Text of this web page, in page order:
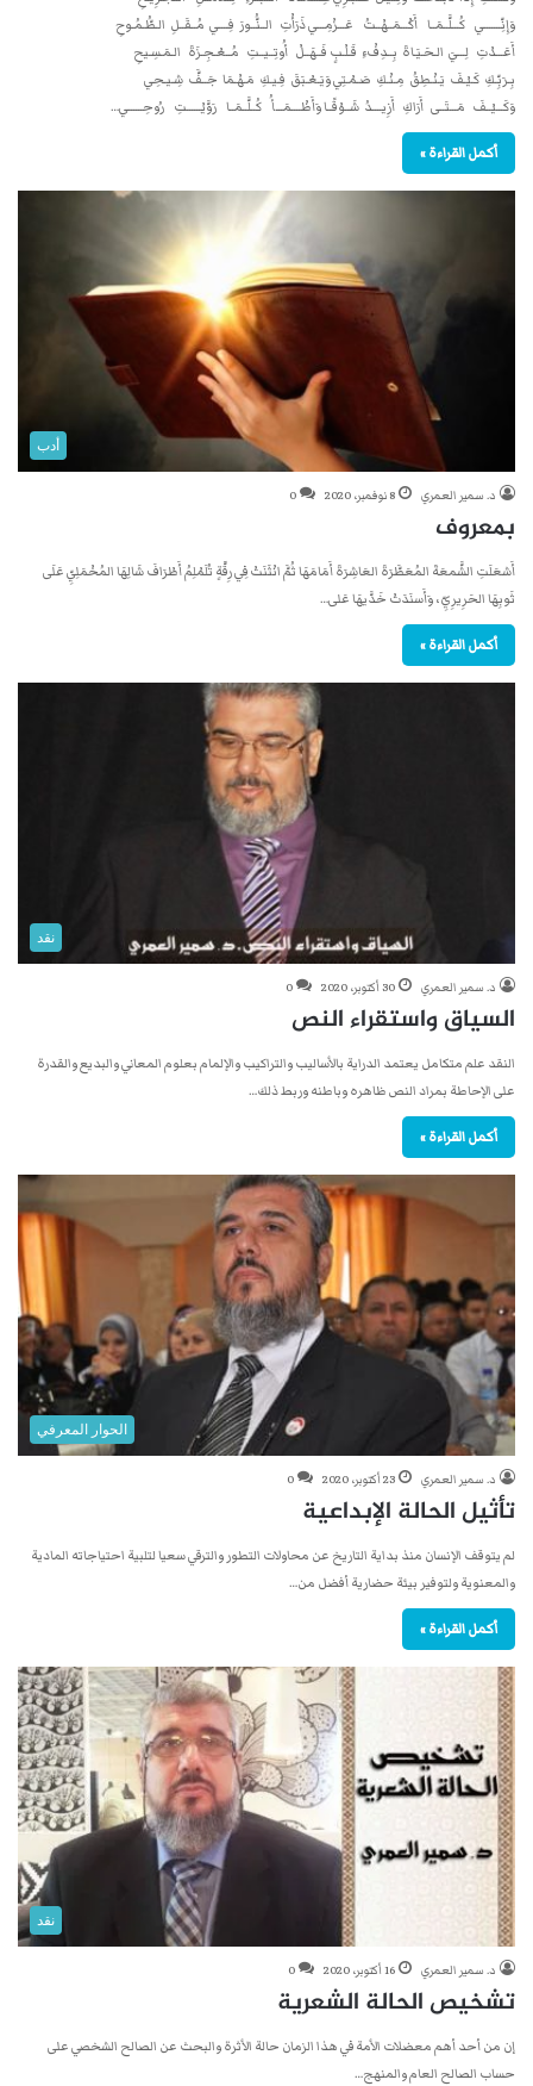
وَإِنِّـــــــي كُـــلَّــمَــا أَكْـــمَــهْــتُ عَـــزْمِـــي ذَرَأْتِ الــنُّــورَ فِــــي مُــقَــلِ الـطُّـمُـوحِ
أَعَـــدْتِ لِـــيَ الـحَـيَـاةَ بِــدِفْءِ قَـلْـبٍ فَــهَــلْ أُوتِــيــتِ مُــعْـجِـزَةَ الـمَـسِـيحِ
بِـرَبِّـكِ كَـيْـفَ يَـنْـطِقُ مِـنْـكِ صَـمْـتِي وَيَـعْـبَقَ فِـيـكِ مَـهْـمَا جَــفَّ شِـيـحِي
وَكَـــيْــفَ مَـــتَــى أَرَاكِ أَزِيــــدُ شَــوْقًــا وَأَظْــــمَـــأُ كُــلَّــمَــا رَوَّيْــــــتِ رُوحِــــــي…
أكمل القراءة »
أدب
د. سمير العمري 8 نوفمبر، 2020 0
بمعروف
أَشعَلَتِ الشَّمعَةَ المُعَطَّرَةَ العَاشِرَةَ أَمَامَهَا ثُمَّ انْثَنَتْ فِي رِقَّةٍ تُلَمْلِمُ أَطْرَافَ شَالِهَا المُخْمَلِيِّ عَلَى
ثَوبِهَا الحَرِيرِيِّ ، وَأَسنَدَتْ خَدَّيهَا عَلى…
أكمل القراءة »
نقد
د. سمير العمري 30 أكتوبر، 2020 0
السياق واستقراء النص
النقد علم متكامل يعتمد الدراية بالأساليب والتراكيب والإلمام بعلوم المعاني والبديع والقدرة
على الإحاطة بمراد النص ظاهره وباطنه وربط ذلك…
أكمل القراءة »
الحوار المعرفي
د. سمير العمري 23 أكتوبر، 2020 0
تأثيل الحالة الإبداعية
لم يتوقف الإنسان منذ بداية التاريخ عن محاولات التطور والترقي سعيا لتلبية احتياجاته المادية
والمعنوية ولتوفير بيئة حضارية أفضل من…
أكمل القراءة »
نقد
د. سمير العمري 16 أكتوبر، 2020 0
تشخيص الحالة الشعرية
إن من أحد أهم معضلات الأمة في هذا الزمان حالة الأثرة والبحث عن الصالح الشخصي على
حساب الصالح العام والمنهج…